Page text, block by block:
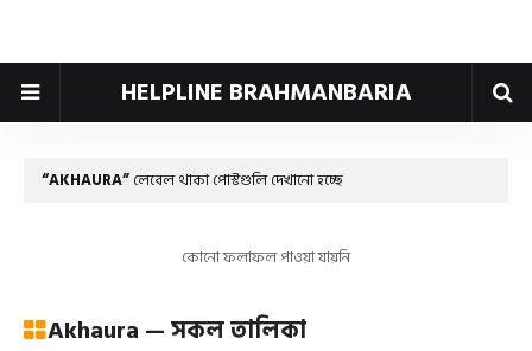
HELPLINE BRAHMANBARIA
AKHAURA লেবেল থাকা পোস্টগুলি দেখানো হচ্ছে
কোনো ফলাফল পাওয়া যায়নি
Akhaura — সকল তালিকা